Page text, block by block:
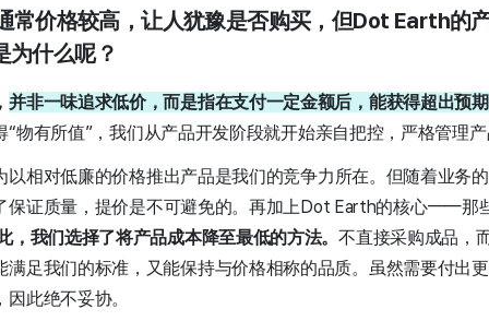
常价格较高，让人犹豫是否购买，但Dot Earth的
为什么呢？
并非一味追求低价，而是指在支付一定金额后，能获得超出预
“物有所值”，我们从产品开发阶段就开始亲自把控，严格管理
以相对低廉的价格推出产品是我们的竞争力所在。但随着业务
保证质量，提价是不可避免的。再加上Dot Earth的核心——那
，我们选择了将产品成本降至最低的方法。不直接采购成品，
满足我们的标准，又能保持与价格相称的品质。虽然需要付出
此绝不妥协。